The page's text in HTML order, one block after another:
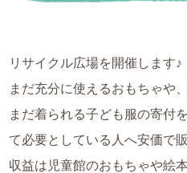
リサイクル広場を開催します♪
まだ充分に使えるおもちゃや
まだ着られる子ども服の寄付
て必要としている人へ安価で
収益は児童館のおもちゃや絵